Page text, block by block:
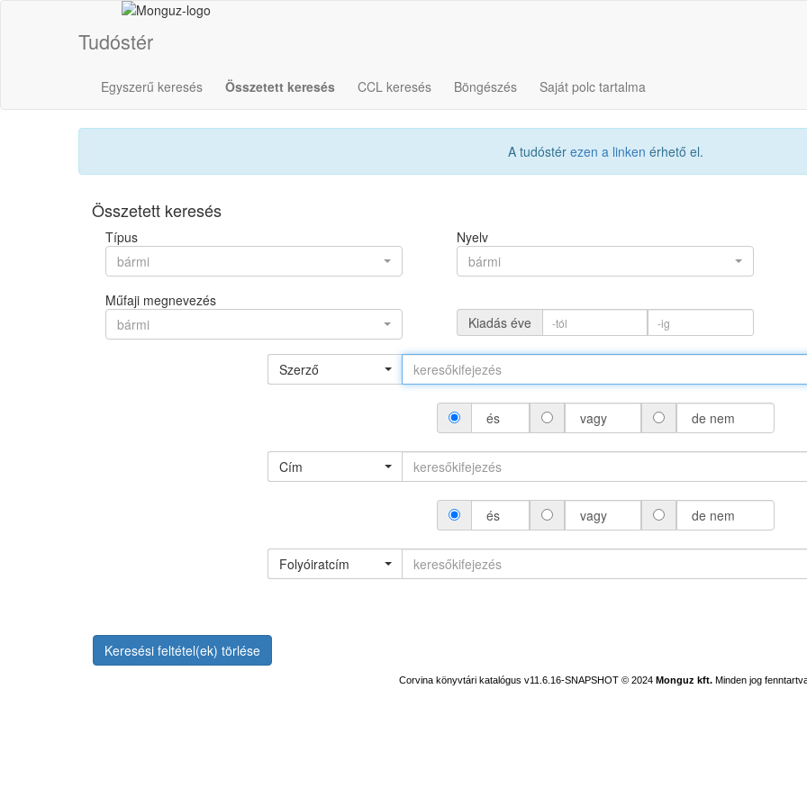
Tudóstér
Egyszerű keresés Összetett keresés CCL keresés Böngészés Saját polc tartalma
A tudóstér ezen a linken érhető el.
Összetett keresés
Típus
bármi
Nyelv
bármi
Műfaji megnevezés
bármi
Kiadás éve
Szerző
és vagy de nem
Cím
és vagy de nem
Folyóiratcím
Keresési feltétel(ek) törlése
Corvina könyvtári katalógus v11.6.16-SNAPSHOT © 2024 Monguz kft. Minden jog